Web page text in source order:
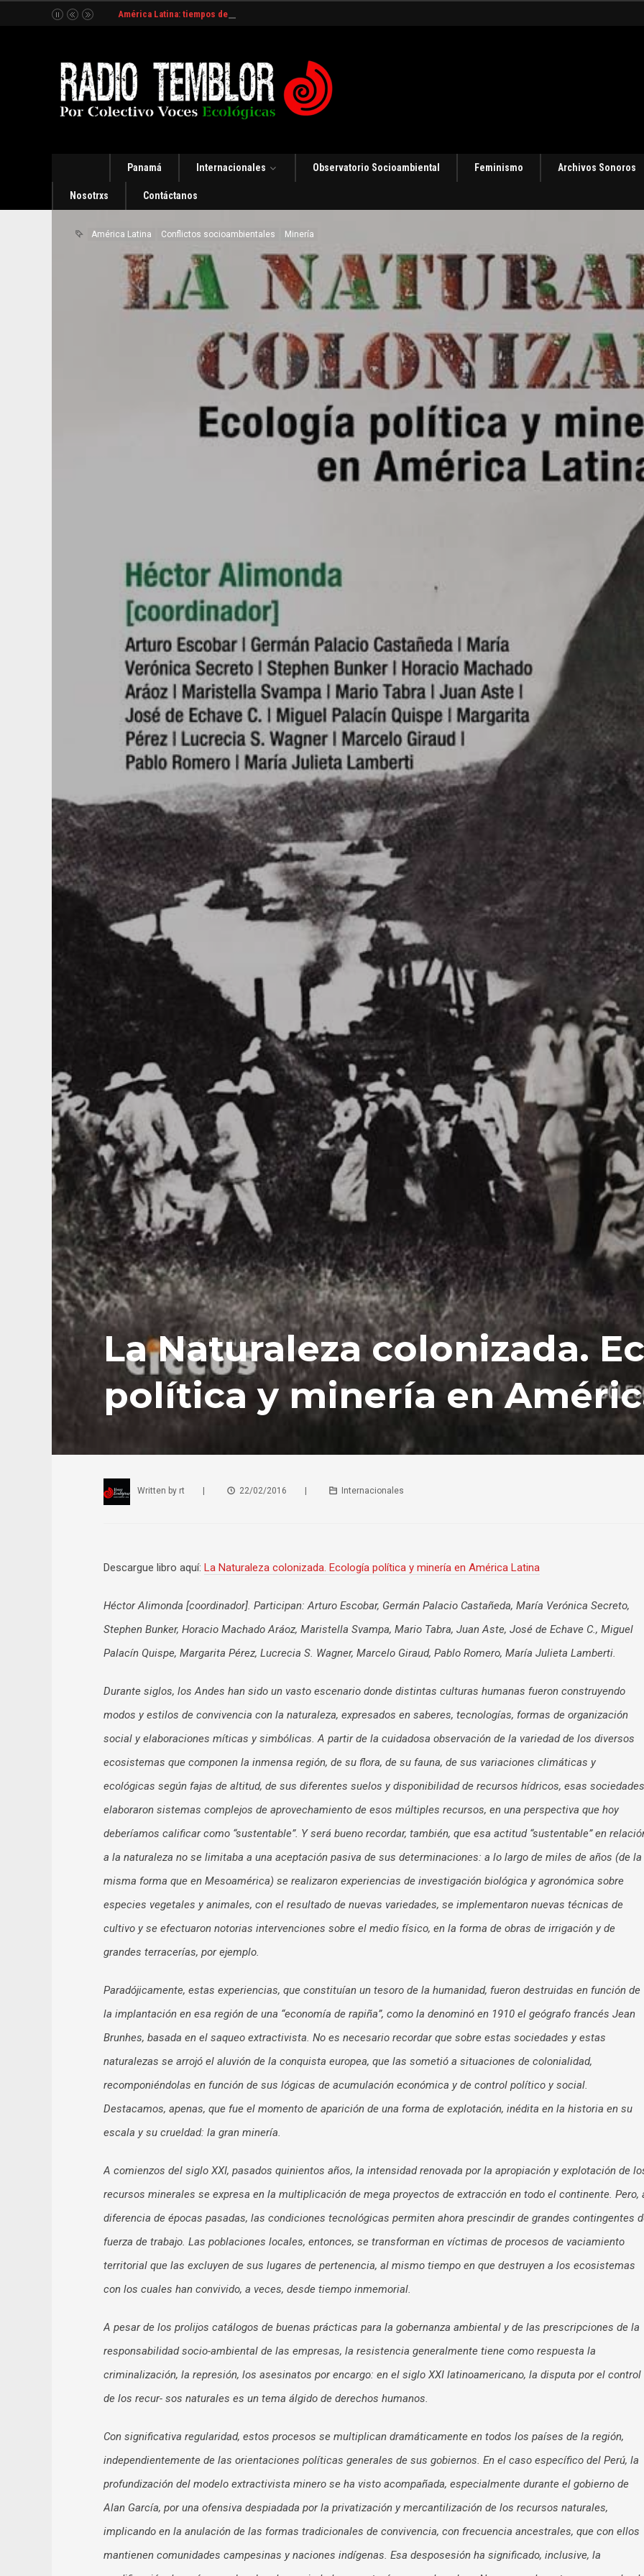
América Latina: tiempos de incertidumbre y organización
Panamá Internacionales Observatorio Socioambiental Feminismo Archivos Sonoros
Nosotrxs Contáctanos
América Latina Conflictos socioambientales Minería
La Naturaleza colonizada.
política y minería en
Written by rt 22/02/2016 Internacionales
Descargue libro aquí: La Naturaleza colonizada. Ecología política y minería en América Latina
Héctor Alimonda [coordinador]. Participan: Arturo Escobar, Germán Palacio Castañeda, María Verónica Secreto,
Stephen Bunker, Horacio Machado Aráoz, Maristella Svampa, Mario Tabra, Juan Aste, José de Echave C., Miguel
Palacín Quispe, Margarita Pérez, Lucrecia S. Wagner, Marcelo Giraud, Pablo Romero, María Julieta Lamberti.
Durante siglos, los Andes han sido un vasto escenario donde distintas culturas humanas fueron construyendo
modos y estilos de convivencia con la naturaleza, expresados en saberes, tecnologías, formas de organización
social y elaboraciones míticas y simbólicas. A partir de la cuidadosa observación de la variedad de los diversos
ecosistemas que componen la inmensa región, de su flora, de su fauna, de sus variaciones climáticas y
ecológicas según fajas de altitud, de sus diferentes suelos y disponibilidad de recursos hídricos, esas sociedades
elaboraron sistemas complejos de aprovechamiento de esos múltiples recursos, en una perspectiva que hoy
deberíamos calificar como “sustentable”. Y será bueno recordar, también, que esa actitud “sustentable” en
a la naturaleza no se limitaba a una aceptación pasiva de sus determinaciones: a lo largo de miles de años (de la
misma forma que en Mesoamérica) se realizaron experiencias de investigación biológica y agronómica sobre
especies vegetales y animales, con el resultado de nuevas variedades, se implementaron nuevas técnicas de
cultivo y se efectuaron notorias intervenciones sobre el medio físico, en la forma de obras de irrigación y de
grandes terracerías, por ejemplo.
Paradójicamente, estas experiencias, que constituían un tesoro de la humanidad, fueron destruidas en función de
la implantación en esa región de una “economía de rapiña”, como la denominó en 1910 el geógrafo francés Jean
Brunhes, basada en el saqueo extractivista. No es necesario recordar que sobre estas sociedades y estas
naturalezas se arrojó el aluvión de la conquista europea, que las sometió a situaciones de colonialidad,
recomponiéndolas en función de sus lógicas de acumulación económica y de control político y social.
Destacamos, apenas, que fue el momento de aparición de una forma de explotación, inédita en la historia en su
escala y su crueldad: la gran minería.
A comienzos del siglo XXI, pasados quinientos años, la intensidad renovada por la apropiación y explotación de
recursos minerales se expresa en la multiplicación de mega proyectos de extracción en todo el continente. Pero,
diferencia de épocas pasadas, las condiciones tecnológicas permiten ahora prescindir de grandes contingentes
fuerza de trabajo. Las poblaciones locales, entonces, se transforman en víctimas de procesos de vaciamiento
territorial que las excluyen de sus lugares de pertenencia, al mismo tiempo en que destruyen a los ecosistemas
con los cuales han convivido, a veces, desde tiempo inmemorial.
A pesar de los prolijos catálogos de buenas prácticas para la gobernanza ambiental y de las prescripciones de la
responsabilidad socio-ambiental de las empresas, la resistencia generalmente tiene como respuesta la
criminalización, la represión, los asesinatos por encargo: en el siglo XXI latinoamericano, la disputa por el control
de los recur- sos naturales es un tema álgido de derechos humanos.
Con significativa regularidad, estos procesos se multiplican dramáticamente en todos los países de la región,
independientemente de las orientaciones políticas generales de sus gobiernos. En el caso específico del Perú, la
profundización del modelo extractivista minero se ha visto acompañada, especialmente durante el gobierno de
Alan García, por una ofensiva despiadada por la privatización y mercantilización de los recursos naturales,
implicando en la anulación de las formas tradicionales de convivencia, con frecuencia ancestrales, que con ellos
mantienen comunidades campesinas y naciones indígenas. Esa desposesión ha significado, inclusive, la